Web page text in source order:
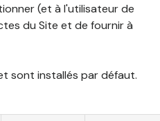
(et à l'utilisateur de
du Site et de fournir à
sont installés par défaut.